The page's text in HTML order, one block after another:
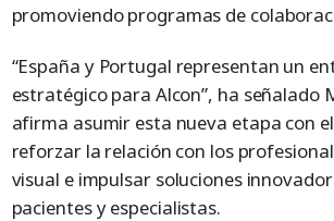
promoviendo programas de
“España y Portugal representan un
estratégico para Alcon”, ha señalado
afirma asumir esta nueva etapa con
reforzar la relación con los
visual e impulsar soluciones
pacientes y especialistas.